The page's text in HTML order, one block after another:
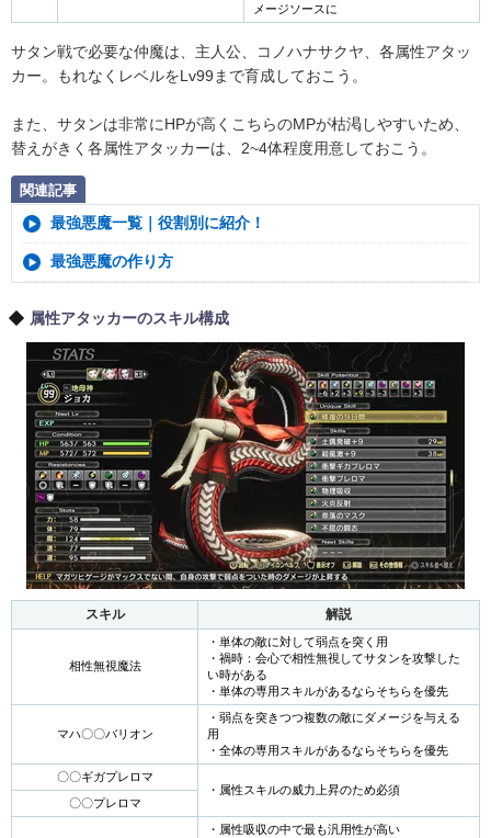
メージソースに
サタン戦で必要な仲魔は、主人公、コノハナサクヤ、各属性アタッ
カー。もれなくレベルをLv99まで育成しておこう。
また、サタンは非常にHPが高くこちらのMPが枯渇しやすいため、
替えがきく各属性アタッカーは、2~4体程度用意しておこう。
関連記事
最強悪魔一覧｜役割別に紹介！
最強悪魔の作り方
属性アタッカーのスキル構成
スキル 解説
相性無視魔法
・単体の敵に対して弱点を突く用
・禍時：会心で相性無視してサタンを攻撃した
い時がある
・単体の専用スキルがあるならそちらを優先
マハ〇〇バリオン
・弱点を突きつつ複数の敵にダメージを与える
用
・全体の専用スキルがあるならそちらを優先
〇〇ギガプレロマ
・属性スキルの威力上昇のため必須
〇〇プレロマ
・属性吸収の中で最も汎用性が高い